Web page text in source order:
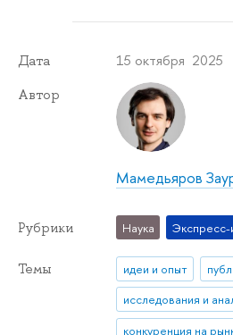
Дата 15 октября 2025
Автор
Мамедьяров
Рубрики Наука
Темы идеи и опыт
исследования и